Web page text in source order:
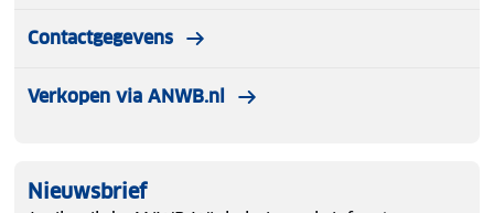
Contactgegevens
Verkopen via ANWB.nl
Nieuwsbrief